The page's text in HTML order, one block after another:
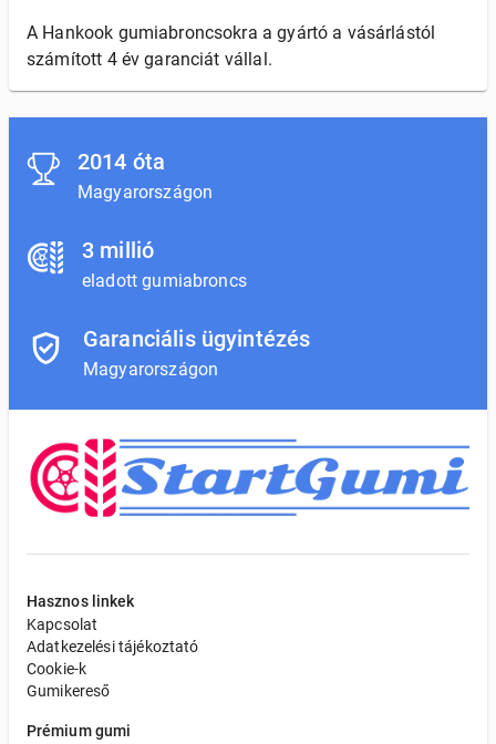
A Hankook gumiabroncsokra a gyártó a vásárlástól
számított 4 év garanciát vállal.
2014 óta
Magyarországon
3 millió
eladott gumiabroncs
Garanciális ügyintézés
Magyarországon
Hasznos linkek
Kapcsolat
Adatkezelési tájékoztató
Cookie-k
Gumikereső
Prémium gumi